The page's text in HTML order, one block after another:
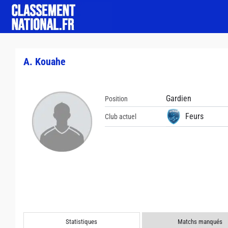
A. Kouahe
Position Gardien
Club actuel Feurs
Statistiques Matchs manqués